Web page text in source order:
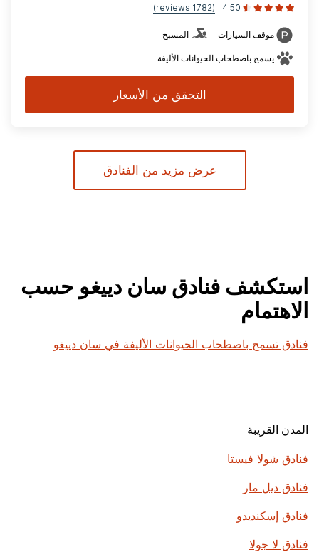
4.50
(1782 reviews)
موقف السيارات المسبح
يسمح باصطحاب الحيوانات الأليفة
التحقق من الأسعار
عرض مزيد من الفنادق
استكشف فنادق سان دييغو حسب
الاهتمام
فنادق تسمح باصطحاب الحيوانات الأليفة في سان دييغو
المدن القريبة
فنادق شولا فيستا
فنادق ديل مار
فنادق إسكنديدو
فنادق لا جولا